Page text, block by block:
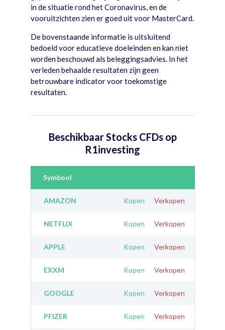
in de situatie rond het Coronavirus, en de
vooruitzichten zien er goed uit voor MasterCard.
De bovenstaande informatie is uitsluitend
bedoeld voor educatieve doeleinden en kan niet
worden beschouwd als beleggingsadvies. In het
verleden behaalde resultaten zijn geen
betrouwbare indicator voor toekomstige
resultaten.
Beschikbaar Stocks CFDs op
R1investing
Symbool
AMAZON Kopen Verkopen
NETFLIX Kopen Verkopen
APPLE Kopen Verkopen
EXXM Kopen Verkopen
GOOGLE Kopen Verkopen
PFIZER Kopen Verkopen